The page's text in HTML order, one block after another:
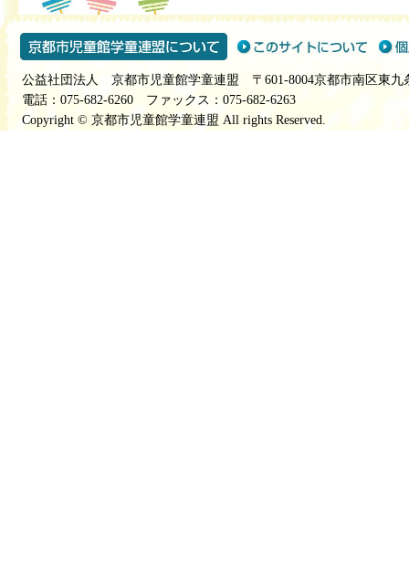
公益社団法人 京都市児童館学童連盟 〒601-8004京都市南区東九
電話：075-682-6260 ファックス：075-682-6263
Copyright © 京都市児童館学童連盟 All rights Reserved.